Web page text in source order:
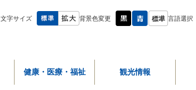
文字サイズ 背景色変更 言語選択
健康・医療・福祉 観光情報